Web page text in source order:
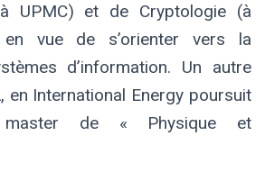
UPMC) et de Cryptologie (à
en vue de s’orienter vers la
d’information. Un autre
en International Energy poursuit
master de « Physique et